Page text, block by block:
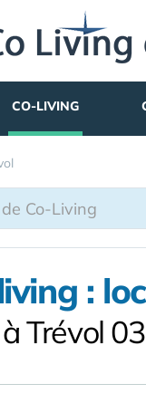
CO-LIVING
:
à Trévol